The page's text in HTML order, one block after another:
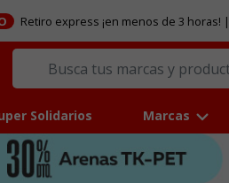
Retiro express ¡en menos de 3
Solidarios Marcas